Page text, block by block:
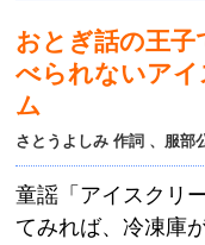
おとぎ話の王
べられないア
ム
さとうよしみ 作詞 、服部
童謡「アイスクリ
てみれば、冷凍庫